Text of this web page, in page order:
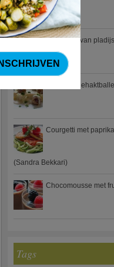
Waterzooi van
Zweedse
Courgetti met
(Sandra Bekkari)
Chocomousse met
Tags